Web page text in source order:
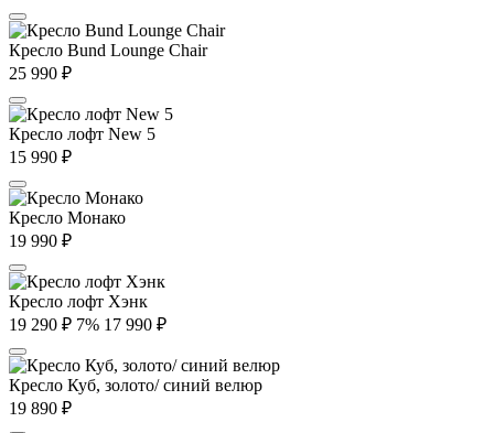
Кресло Bund Lounge Chair
25 990 ₽
Кресло лофт New 5
15 990 ₽
Кресло Монако
19 990 ₽
Кресло лофт Хэнк
19 290 ₽ 7% 17 990 ₽
Кресло Куб, золото/ синий велюр
19 890 ₽